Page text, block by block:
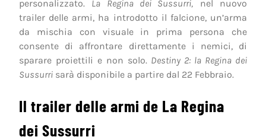
personalizzato. La Regina dei Sussurri, nel nuovo
trailer delle armi, ha introdotto il falcione, un’arma
da mischia con visuale in prima persona che
consente di affrontare direttamente i nemici, di
sparare proiettili e non solo. Destiny 2: la Regina dei
Sussurri sarà disponibile a partire dal 22 Febbraio.
Il trailer delle armi de La Regina
dei Sussurri